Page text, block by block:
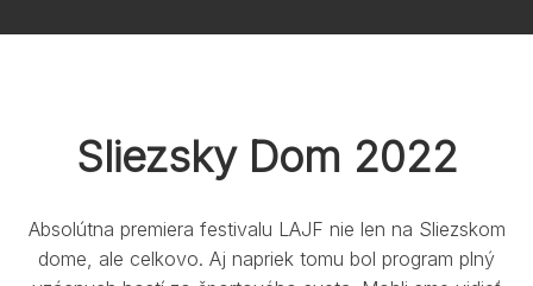
Sliezsky Dom 2022
Absolútna premiera festivalu LAJF nie len na Sliezskom
dome, ale celkovo. Aj napriek tomu bol program plný